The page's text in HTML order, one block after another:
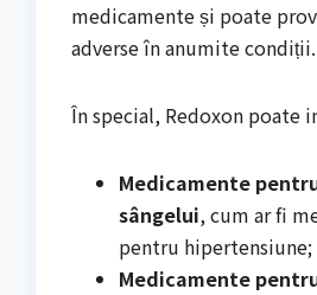
medicamente și poate
adverse în anumite condiții.
În special, Redoxon poate
Medicamente
sângelui, cum ar fi
pentru hipertensiune;
Medicamente